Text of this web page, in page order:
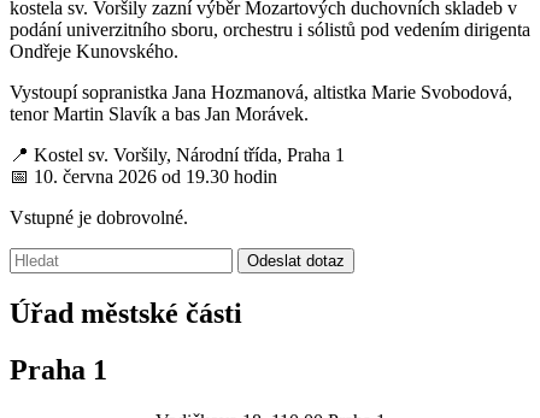
kostela sv. Voršily zazní výběr Mozartových duchovních skladeb v
podání univerzitního sboru, orchestru i sólistů pod vedením dirigenta
Ondřeje Kunovského.
Vystoupí sopranistka Jana Hozmanová, altistka Marie Svobodová,
tenor Martin Slavík a bas Jan Morávek.
📍 Kostel sv. Voršily, Národní třída, Praha 1
📅 10. června 2026 od 19.30 hodin
Vstupné je dobrovolné.
Vyhledávání:
Odeslat dotaz
Úřad městské části
Praha 1